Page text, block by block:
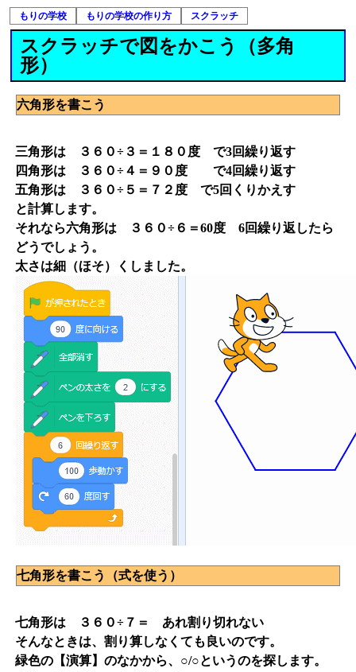
もりの学校 もりの学校の作り方 スクラッチ
スクラッチで図をかこう（多角
形）
六角形を書こう
三角形は ３６０÷３＝１８０度 で3回繰り返す
四角形は ３６０÷４＝９０度 で4回繰り返す
五角形は ３６０÷５＝７２度 で5回くりかえす
と計算します。
それなら六角形は ３６０÷６＝60度 6回繰り返したら
どうでしょう。
太さは細（ほそ）くしました。
七角形を書こう（式を使う）
七角形は ３６０÷７＝ あれ割り切れない
そんなときは、割り算しなくても良いのです。
緑色の【演算】のなかから、○/○というのを探します。